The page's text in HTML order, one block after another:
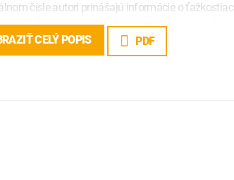
čísle autori prinášajú informácie o
dýchania – napríklad myasténia gravis,
aj na otravu oxidom uhoľnatým a oxidom
mozgového kmeňa, ktoré je jednou z príčin
časť dopĺňajú rozhovory, blogy od našich
CELÝ POPIS PDF